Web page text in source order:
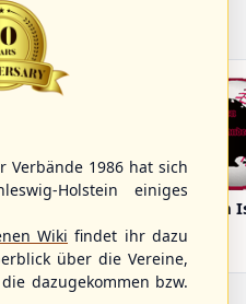
Fehmarn
Verbände 1986 hat sich
Holstein einiges
Wiki findet ihr dazu
über die Vereine,
dazugekommen bzw.